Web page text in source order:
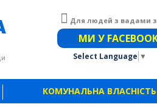
Для людей з вадами
МИ У
Select Language ▼
КОМУНАЛЬНА ВЛАСНІСТЬ